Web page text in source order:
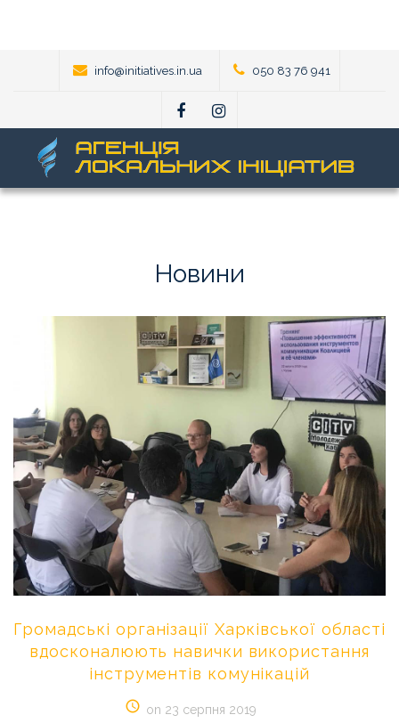
info@initiatives.in.ua 050 83 76 941
Новини
Громадські організації Харківської області
вдосконалюють навички використання
інструментів комунікацій
on 23 серпня 2019